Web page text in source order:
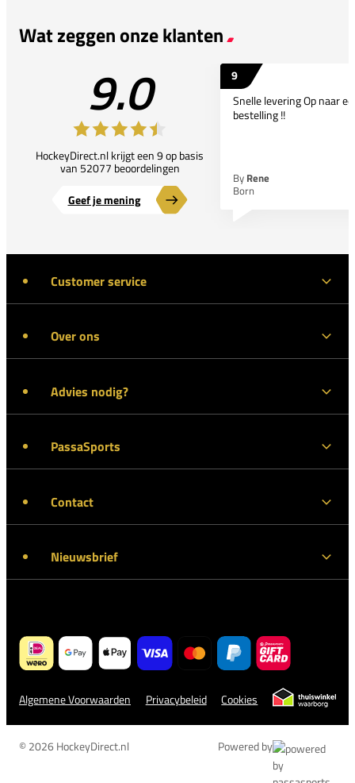
Wat zeggen onze klanten
9.0
HockeyDirect.nl krijgt een 9 op basis
van 52077 beoordelingen
Geef je mening
9
Snelle levering Op naar
bestelling !!
By Rene
Born
Customer service
Over ons
Advies nodig?
PassaSports
Contact
Nieuwsbrief
Algemene Voorwaarden Privacybeleid Cookies
© 2026 HockeyDirect.nl Powered by